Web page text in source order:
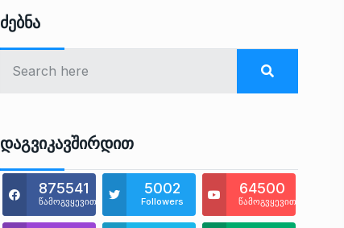
Ძებნა
Დაგვიკავშირდით
875541
წამოგვყევით
5002
Followers
64500
წამოგვყევით